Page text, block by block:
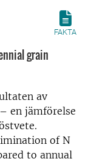
FAKTA
grain
av
en jämförelse
of N
to annual